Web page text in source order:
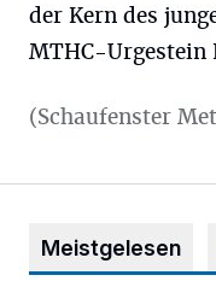
der Kern des
MTHC-Urgestein
(Schaufenster
Meistgelesen